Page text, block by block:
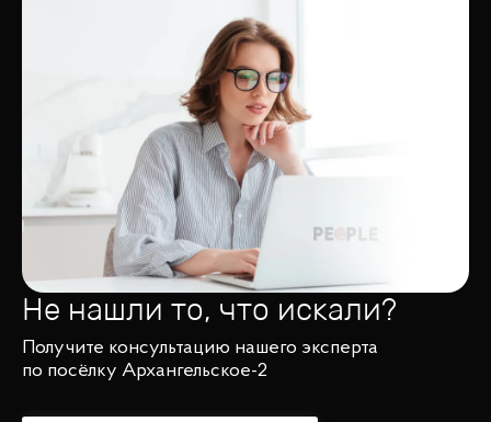
Не нашли то, что искали?
Получите консультацию нашего эксперта
по посёлку Архангельское-2